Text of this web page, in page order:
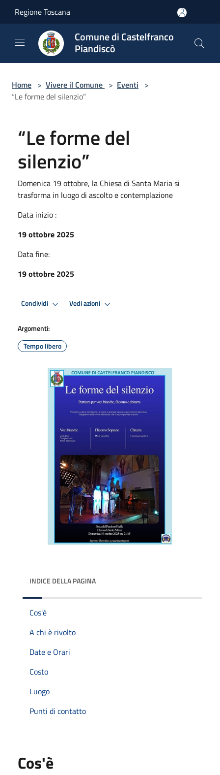
Regione Toscana
Comune di Castelfranco
Piandiscò
Home > Vivere il Comune > Eventi >
“Le forme del silenzio”
“Le forme del
silenzio”
Domenica 19 ottobre, la Chiesa di Santa Maria si
trasforma in luogo di ascolto e contemplazione
Data inizio :
19 ottobre 2025
Data fine:
19 ottobre 2025
Condividi Vedi azioni
Argomenti:
Tempo libero
INDICE DELLA PAGINA
Cos'è
A chi è rivolto
Date e Orari
Costo
Luogo
Punti di contatto
Cos'è